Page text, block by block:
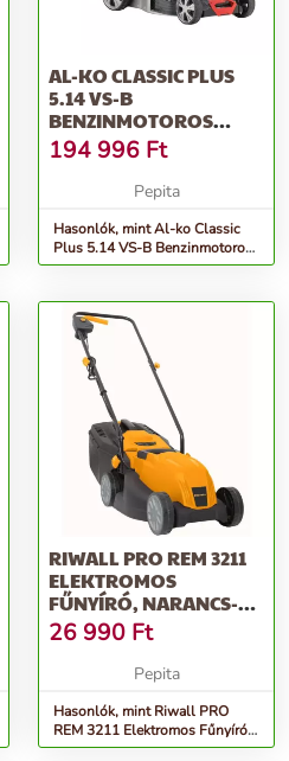
AL-KO CLASSIC PLUS
5.14 VS-B
BENZINMOTOROS
ÖNJÁRÓ FŰGYŰJTŐS
FŰNYÍ...
194 996 Ft
Pepita
Hasonlók, mint Al-ko Classic
Plus 5.14 VS-B Benzinmotoros
önjáró fűgyűjtős fűnyí...
RIWALL PRO REM 3211
ELEKTROMOS
FŰNYÍRÓ, NARANCS-
FEKETE
26 990 Ft
Pepita
Hasonlók, mint Riwall PRO
REM 3211 Elektromos Fűnyíró,
Narancs-Fekete